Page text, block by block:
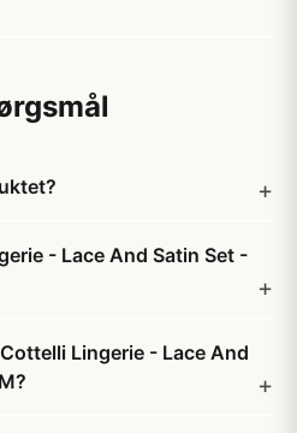
- Lace And Satin Set -
Lingerie - Lace And